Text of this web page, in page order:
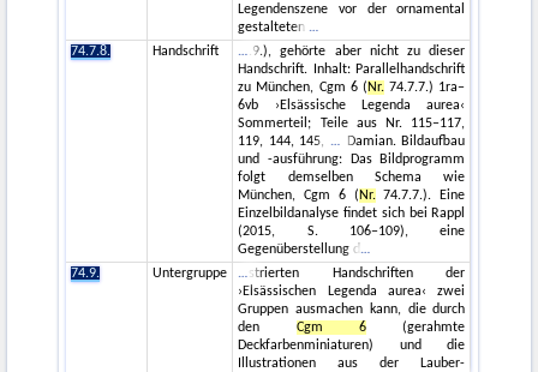
Legendenszene vor der ornamental
gestalteten
74.7.8.
Handschrift
.9.), gehörte aber nicht zu dieser
Handschrift. Inhalt: Parallelhandschrift
zu München, Cgm 6 (Nr.74.7.7.) 1ra–
6vb ›Elsässische Legenda aurea‹
Sommerteil; Teile aus Nr. 115–117,
119, 144, 145,
Damian. Bildaufbau
und -ausführung: Das Bildprogramm
folgt demselben Schema wie
München, Cgm 6 (Nr.74.7.7.). Eine
Einzelbildanalyse findet sich bei Rappl
(2015, S. 106–109), eine
Gegenüberstellung d
74.9.
Untergruppe
strierten Handschriften der
›Elsässischen Legenda aurea‹ zwei
Gruppen ausmachen kann, die durch
den Cgm 6(gerahmte
Deckfarbenminiaturen) und die
Illustrationen aus der Lauber-